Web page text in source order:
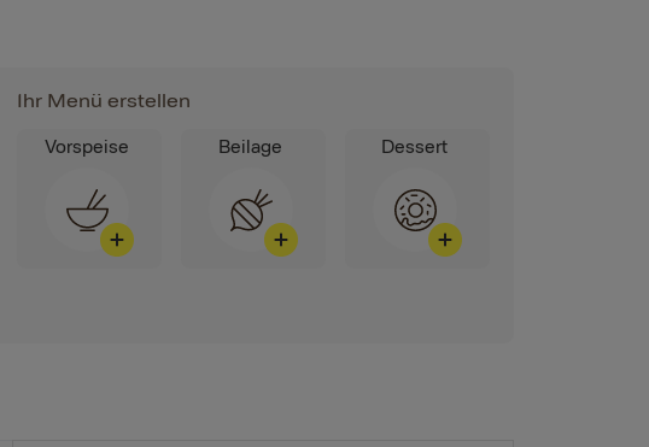
Ihr Menü erstellen
Vorspeise Beilage Dessert